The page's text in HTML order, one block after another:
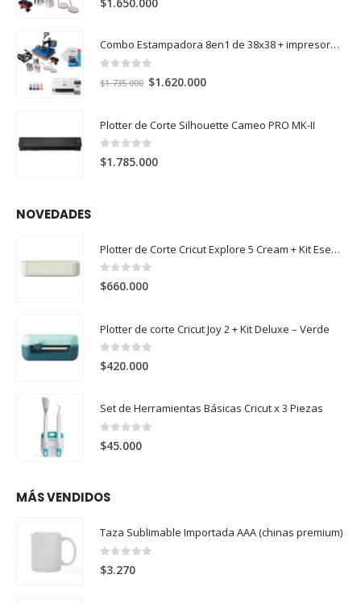
Combo Estampadora 8en1 de 38x38 + impresora de sublimación Epson SureColor F170
$1.735.000 El
era:
$1.735.000.
$1.620.000El
es:
Plotter de Corte Silhouette Cameo PRO MK-II
0 out of 5
$1.785.000
NOVEDADES
Plotter de Corte Cricut Explore 5 Cream + Kit Esencial
0 out of 5
$660.000
Plotter de corte Cricut Joy 2 + Kit Deluxe – Verde
0 out of 5
$420.000
Set de Herramientas Básicas Cricut x 3 Piezas
0 out of 5
$45.000
MÁS VENDIDOS
Taza Sublimable Importada AAA (chinas premium)
0out of 5
$3.270